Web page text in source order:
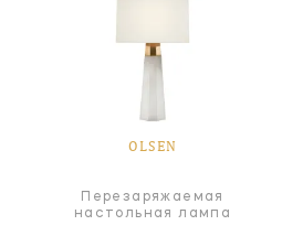
OLSEN
Перезаряжаемая
настольная лампа